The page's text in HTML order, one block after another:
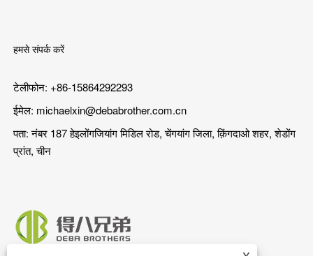
हमसे संपर्क करें
टेलीफोन: +86-15864292293
ईमेल: michaelxin@debabrother.com.cn
पता: नंबर 187 हेइलोंगजियांग मिडिल रोड, चेंगयांग जिला, क़िंगदाओ शहर, शेडोंग
प्रांत, चीन